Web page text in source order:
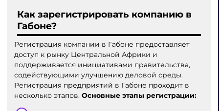
Как зарегистрировать компанию в
Габоне?
Регистрация компании в Габоне предоставляет
доступ к рынку Центральной Африки и
поддерживается инициативами правительства,
содействующими улучшению деловой среды.
Регистрация предприятий в Габоне проходит в
несколько этапов. Основные этапы регистрации: